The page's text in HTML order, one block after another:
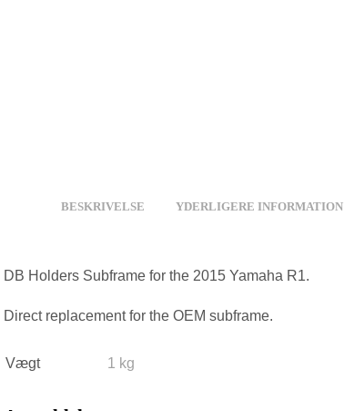
BESKRIVELSE YDERLIGERE INFORMATION
DB Holders Subframe for the 2015 Yamaha R1.
Direct replacement for the OEM subframe.
Vægt 1 kg